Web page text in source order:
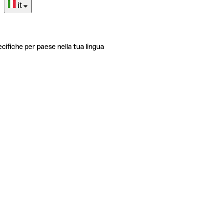
it
per paese nella tua lingua